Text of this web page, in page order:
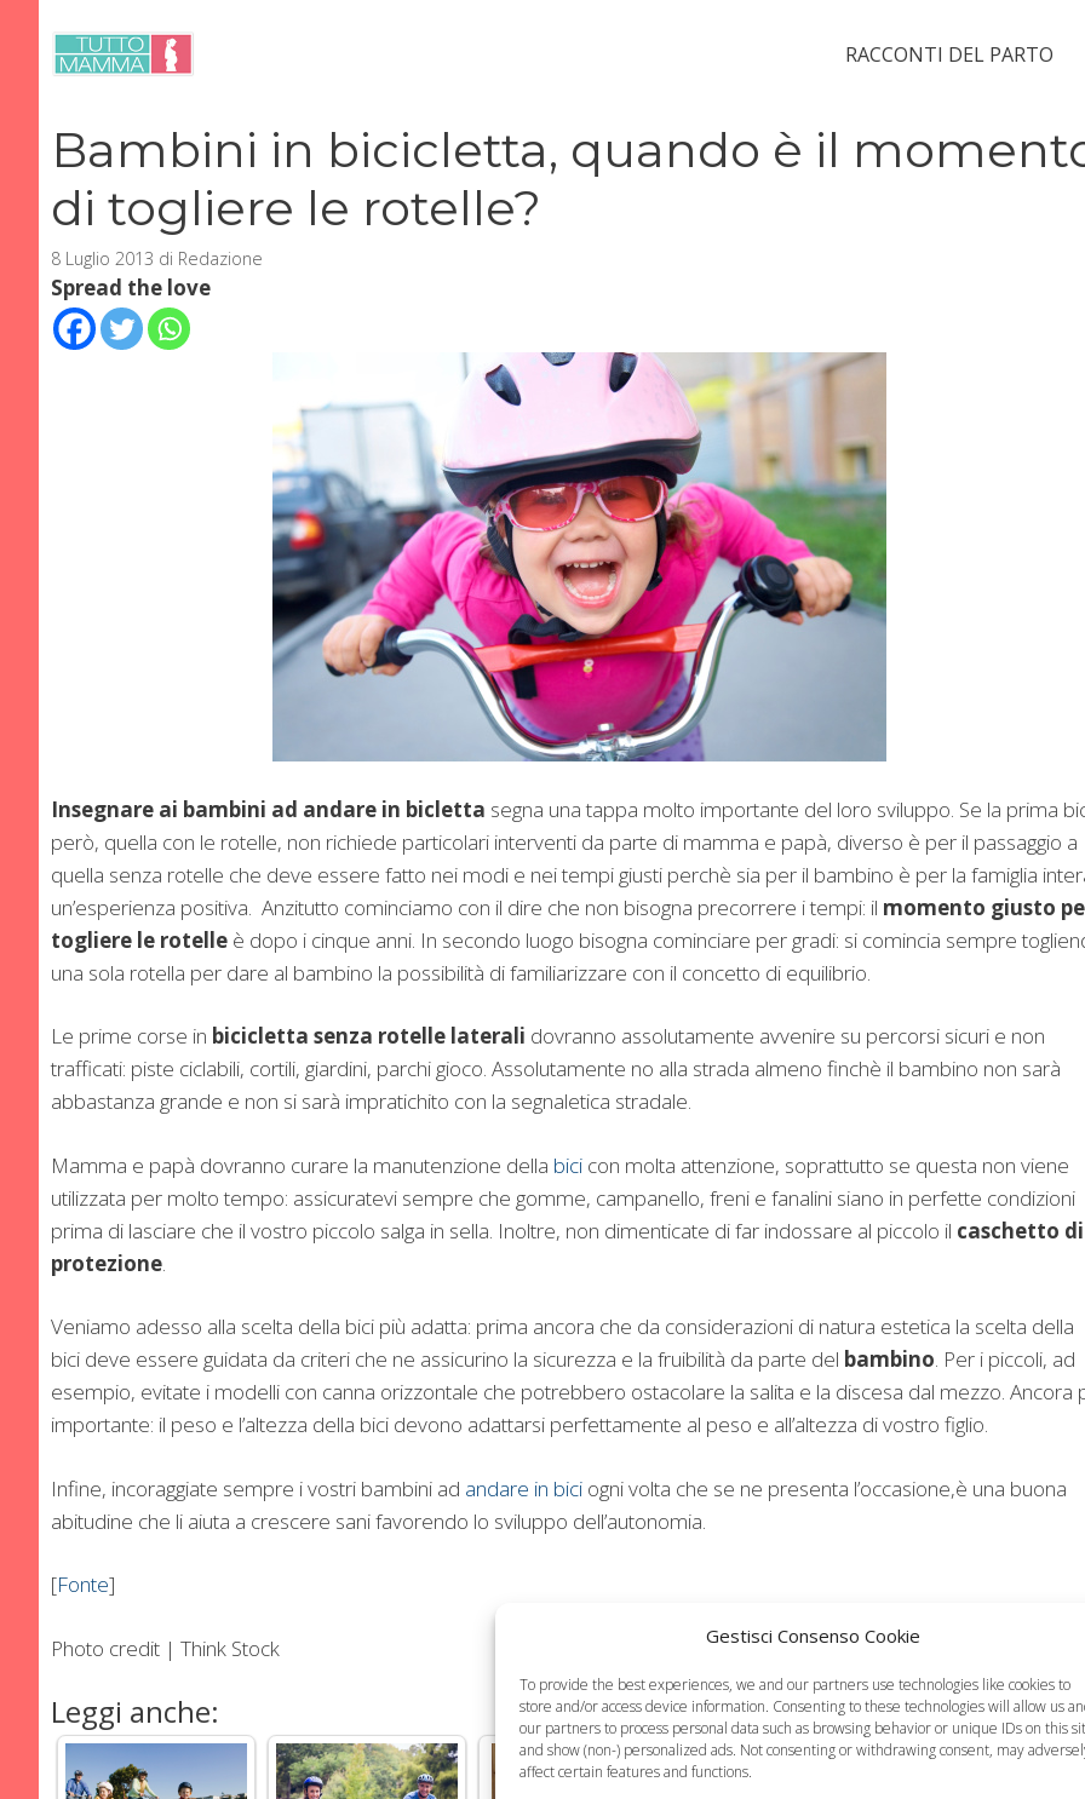
Gestisci Consenso Cookie
To provide the best experiences, we and our partners use technologies like cookies to
store and/or access device information. Consenting to these technologies will allow us
our partners to process personal data such as browsing behavior or unique IDs on this
and show (non-) personalized ads. Not consenting or withdrawing consent, may
affect certain features and functions.
contenuto
RACCONTI DEL PARTO
Bambini in bicicletta, quando è il
di togliere le rotelle?
8 Luglio 2013 di Redazione
Spread the love
Insegnare ai bambini ad andare in bicletta segna una tappa molto importante del loro sviluppo. Se la prima
però, quella con le rotelle, non richiede particolari interventi da parte di mamma e papà, diverso è per il passaggio a
quella senza rotelle che deve essere fatto nei modi e nei tempi giusti perchè sia per il bambino è per la famiglia
un’esperienza positiva. Anzitutto cominciamo con il dire che non bisogna precorrere i tempi: il momento giusto
togliere le rotelle è dopo i cinque anni. In secondo luogo bisogna cominciare per gradi: si comincia sempre
una sola rotella per dare al bambino la possibilità di familiarizzare con il concetto di equilibrio.
Le prime corse in bicicletta senza rotelle laterali dovranno assolutamente avvenire su percorsi sicuri e non
trafficati: piste ciclabili, cortili, giardini, parchi gioco. Assolutamente no alla strada almeno finchè il bambino non sarà
abbastanza grande e non si sarà impratichito con la segnaletica stradale.
Mamma e papà dovranno curare la manutenzione della bici con molta attenzione, soprattutto se questa non viene
utilizzata per molto tempo: assicuratevi sempre che gomme, campanello, freni e fanalini siano in perfette condizioni
prima di lasciare che il vostro piccolo salga in sella. Inoltre, non dimenticate di far indossare al piccolo il caschetto di
protezione.
Veniamo adesso alla scelta della bici più adatta: prima ancora che da considerazioni di natura estetica la scelta della
bici deve essere guidata da criteri che ne assicurino la sicurezza e la fruibilità da parte del bambino. Per i piccoli, ad
esempio, evitate i modelli con canna orizzontale che potrebbero ostacolare la salita e la discesa dal mezzo. Ancora
importante: il peso e l’altezza della bici devono adattarsi perfettamente al peso e all’altezza di vostro figlio.
Infine, incoraggiate sempre i vostri bambini ad andare in bici ogni volta che se ne presenta l’occasione,è una buona
abitudine che li aiuta a crescere sani favorendo lo sviluppo dell’autonomia.
[Fonte]
Photo credit | Think Stock
Leggi anche: